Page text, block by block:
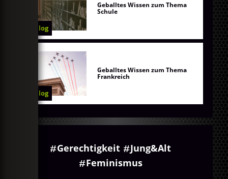
Blog
Geballtes Wissen zum Thema
Schule
Blog
Geballtes Wissen zum Thema
Frankreich
Gerechtigkeit
Jung&Alt
Feminismus